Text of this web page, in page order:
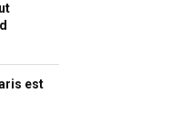
est